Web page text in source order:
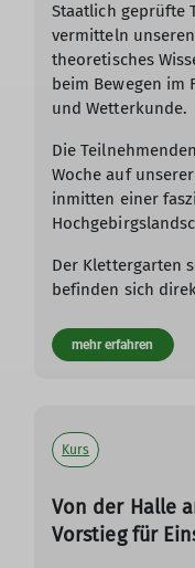
Staatlich geprüfte
vermitteln
theoretisches
beim Bewegen im
und Wetterkunde.
Die
Woche auf
inmitten einer
Der Klettergarten
befinden sich
mehr erfahren
Kurs
Von der Halle
Vorstieg für